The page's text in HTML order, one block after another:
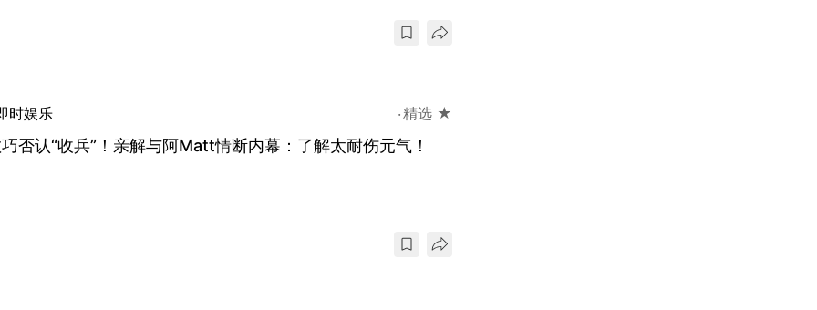
时娱乐 精选 ★
否认“收兵”！亲解与阿Matt情断内幕：了解太耐伤元气！